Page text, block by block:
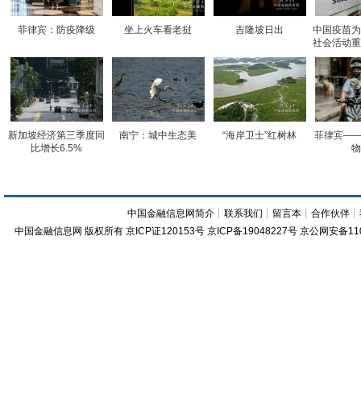
菲律宾：防疫降级 坐上火车看老挝 吉隆坡日出
中国疫苗
社会活动
新加坡经济第三季度同
比增长6.5%
南宁：城中生态美 “海岸卫士”红树林
菲律宾
中国金融信息网简介 ┊联系我们 ┊ 留言本 ┊合作伙伴 ┊
中国金融信息网 版权所有 京ICP证120153号 京ICP备19048227号 京公网安备